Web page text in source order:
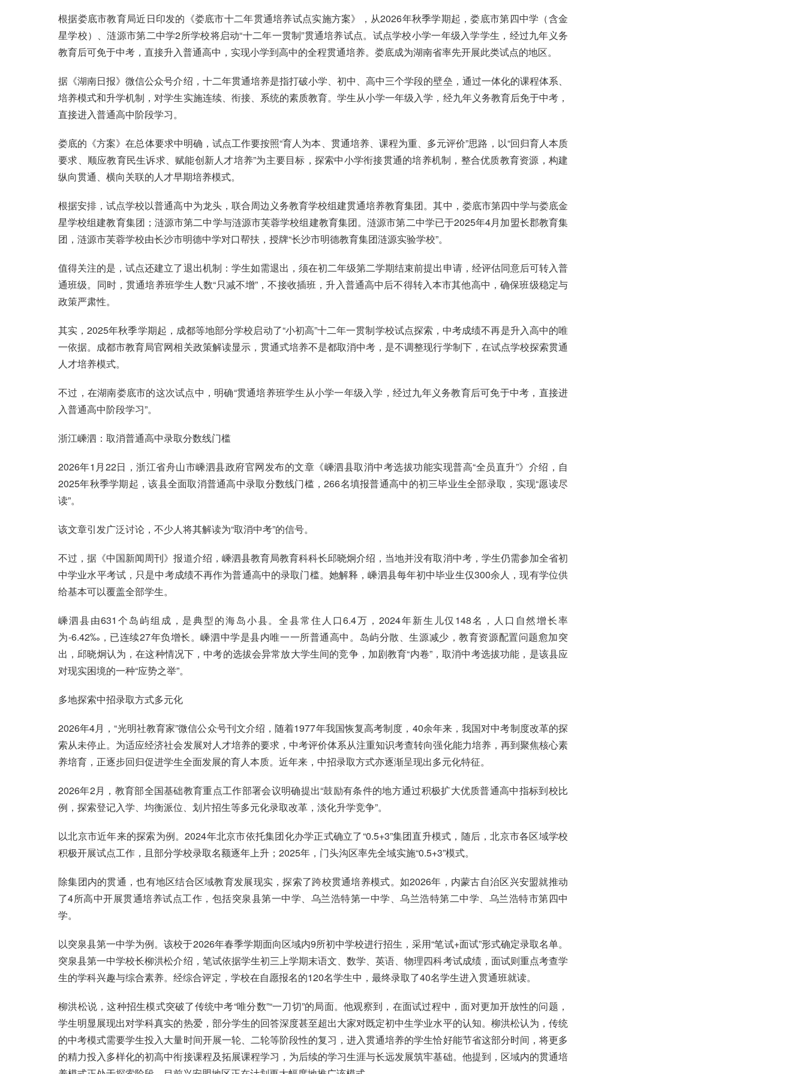
根据娄底市教育局近日印发的《娄底市十二年贯通培养试点实施方案》，从2026年秋季学期起，娄底市第四中学（含金
星学校）、涟源市第二中学2所学校将启动“十二年一贯制”贯通培养试点。试点学校小学一年级入学学生，经过九年义务
教育后可免于中考，直接升入普通高中，实现小学到高中的全程贯通培养。娄底成为湖南省率先开展此类试点的地区。
据《湖南日报》微信公众号介绍，十二年贯通培养是指打破小学、初中、高中三个学段的壁垒，通过一体化的课程体系、
培养模式和升学机制，对学生实施连续、衔接、系统的素质教育。学生从小学一年级入学，经九年义务教育后免于中考，
直接进入普通高中阶段学习。
娄底的《方案》在总体要求中明确，试点工作要按照“育人为本、贯通培养、课程为重、多元评价”思路，以“回归育人本质
要求、顺应教育民生诉求、赋能创新人才培养”为主要目标，探索中小学衔接贯通的培养机制，整合优质教育资源，构建
纵向贯通、横向关联的人才早期培养模式。
根据安排，试点学校以普通高中为龙头，联合周边义务教育学校组建贯通培养教育集团。其中，娄底市第四中学与娄底金
星学校组建教育集团；涟源市第二中学与涟源市芙蓉学校组建教育集团。涟源市第二中学已于2025年4月加盟长郡教育集
团，涟源市芙蓉学校由长沙市明德中学对口帮扶，授牌“长沙市明德教育集团涟源实验学校”。
值得关注的是，试点还建立了退出机制：学生如需退出，须在初二年级第二学期结束前提出申请，经评估同意后可转入普
通班级。同时，贯通培养班学生人数“只减不增”，不接收插班，升入普通高中后不得转入本市其他高中，确保班级稳定与
政策严肃性。
其实，2025年秋季学期起，成都等地部分学校启动了“小初高”十二年一贯制学校试点探索，中考成绩不再是升入高中的唯
一依据。成都市教育局官网相关政策解读显示，贯通式培养不是都取消中考，是不调整现行学制下，在试点学校探索贯通
人才培养模式。
不过，在湖南娄底市的这次试点中，明确“贯通培养班学生从小学一年级入学，经过九年义务教育后可免于中考，直接进
入普通高中阶段学习”。
浙江嵊泗：取消普通高中录取分数线门槛
2026年1月22日，浙江省舟山市嵊泗县政府官网发布的文章《嵊泗县取消中考选拔功能实现普高“全员直升”》介绍，自
2025年秋季学期起，该县全面取消普通高中录取分数线门槛，266名填报普通高中的初三毕业生全部录取，实现“愿读尽
读”。
该文章引发广泛讨论，不少人将其解读为“取消中考”的信号。
不过，据《中国新闻周刊》报道介绍，嵊泗县教育局教育科科长邱晓炯介绍，当地并没有取消中考，学生仍需参加全省初
中学业水平考试，只是中考成绩不再作为普通高中的录取门槛。她解释，嵊泗县每年初中毕业生仅300余人，现有学位供
给基本可以覆盖全部学生。
嵊泗县由631个岛屿组成，是典型的海岛小县。全县常住人口6.4万，2024年新生儿仅148名，人口自然增长率
为-6.42‰，已连续27年负增长。嵊泗中学是县内唯一一所普通高中。岛屿分散、生源减少，教育资源配置问题愈加突
出，邱晓炯认为，在这种情况下，中考的选拔会异常放大学生间的竞争，加剧教育“内卷”，取消中考选拔功能，是该县应
对现实困境的一种“应势之举”。
多地探索中招录取方式多元化
2026年4月，“光明社教育家”微信公众号刊文介绍，随着1977年我国恢复高考制度，40余年来，我国对中考制度改革的探
索从未停止。为适应经济社会发展对人才培养的要求，中考评价体系从注重知识考查转向强化能力培养，再到聚焦核心素
养培育，正逐步回归促进学生全面发展的育人本质。近年来，中招录取方式亦逐渐呈现出多元化特征。
2026年2月，教育部全国基础教育重点工作部署会议明确提出“鼓励有条件的地方通过积极扩大优质普通高中指标到校比
例，探索登记入学、均衡派位、划片招生等多元化录取改革，淡化升学竞争”。
以北京市近年来的探索为例。2024年北京市依托集团化办学正式确立了“0.5+3”集团直升模式，随后，北京市各区域学校
积极开展试点工作，且部分学校录取名额逐年上升；2025年，门头沟区率先全域实施“0.5+3”模式。
除集团内的贯通，也有地区结合区域教育发展现实，探索了跨校贯通培养模式。如2026年，内蒙古自治区兴安盟就推动
了4所高中开展贯通培养试点工作，包括突泉县第一中学、乌兰浩特第一中学、乌兰浩特第二中学、乌兰浩特市第四中
学。
以突泉县第一中学为例。该校于2026年春季学期面向区域内9所初中学校进行招生，采用“笔试+面试”形式确定录取名单。
突泉县第一中学校长柳洪松介绍，笔试依据学生初三上学期末语文、数学、英语、物理四科考试成绩，面试则重点考查学
生的学科兴趣与综合素养。经综合评定，学校在自愿报名的120名学生中，最终录取了40名学生进入贯通班就读。
柳洪松说，这种招生模式突破了传统中考“唯分数”“一刀切”的局面。他观察到，在面试过程中，面对更加开放性的问题，
学生明显展现出对学科真实的热爱，部分学生的回答深度甚至超出大家对既定初中生学业水平的认知。柳洪松认为，传统
的中考模式需要学生投入大量时间开展一轮、二轮等阶段性的复习，进入贯通培养的学生恰好能节省这部分时间，将更多
的精力投入多样化的初高中衔接课程及拓展课程学习，为后续的学习生涯与长远发展筑牢基础。他提到，区域内的贯通培